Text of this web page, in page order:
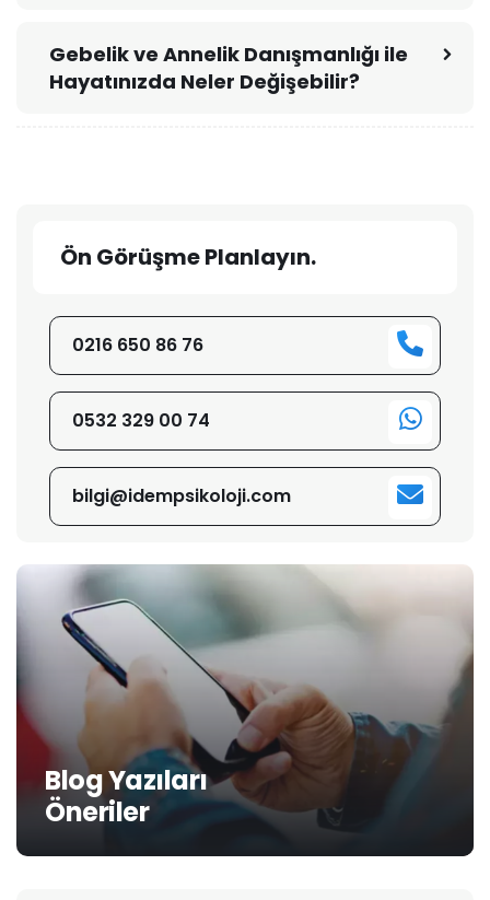
Gebelik ve Annelik Danışmanlığı ile
Hayatınızda Neler Değişebilir?
Ön Görüşme Planlayın.
0216 650 86 76
0532 329 00 74
bilgi@idempsikoloji.com
Blog Yazıları
Öneriler